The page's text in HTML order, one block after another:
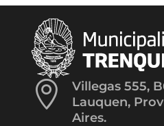

Villegas 555,
Lauquen,
Aires.